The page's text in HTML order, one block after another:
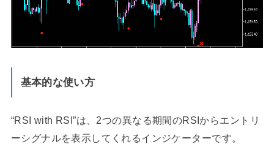
基本的な使い方
“RSI with RSI”は、2つの異なる期間のRSIからエントリ
ーシグナルを表示してくれるインジケーターです。